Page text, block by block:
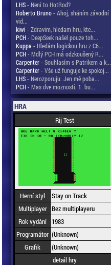
LHS- Není to HotRod?
Roberto Bruno- Ahoj, sháním závodní
vid...
kiwi - Zdravim, hledam hru, kte...
PCH- DeepSeek našel pouze toh...
Kuppa - Hledám logickou hru z C6...
PCH- Mdlý PCH má odzkoušený R...
Carpenter- Souhlasím s Patrikem a k...
Carpenter- Vše už funguje ke spokoj...
LHS- Nerozporuju. Jen mě poba...
PCH- Mas dve moznosti. 1. bu...
HRA
Rij Test
Herní styl
Stay on Track
Multiplayer Bez multiplayeru
Rok vydání
1983
Programátor (Unknown)
Grafik
(Unknown)
detail hry